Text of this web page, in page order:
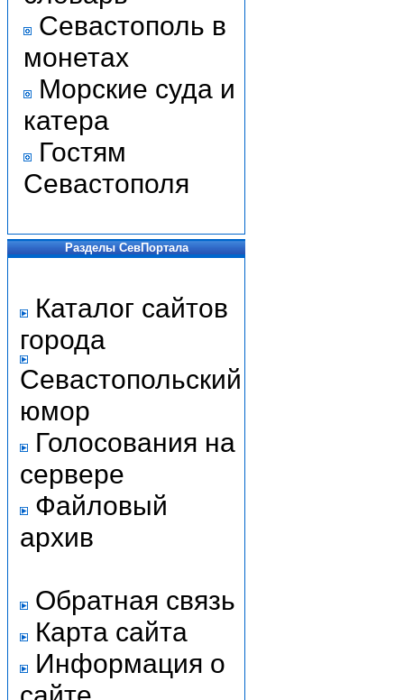
Севастополь в
монетах
Морские суда и
катера
Гостям
Севастополя
Разделы СевПортала
Каталог сайтов
города
Севастопольский
юмор
Голосования на
сервере
Файловый
архив
Обратная связь
Карта сайта
Информация о